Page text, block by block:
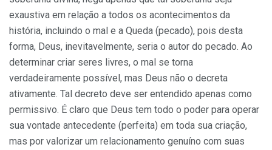
exaustiva em relação a todos os acontecimentos da
história, incluindo o mal e a Queda (pecado), pois desta
forma, Deus, inevitavelmente, seria o autor do pecado. Ao
determinar criar seres livres, o mal se torna
verdadeiramente possível, mas Deus não o decreta
ativamente. Tal decreto deve ser entendido apenas como
permissivo. É claro que Deus tem todo o poder para operar
sua vontade antecedente (perfeita) em toda sua criação,
mas por valorizar um relacionamento genuíno com suas